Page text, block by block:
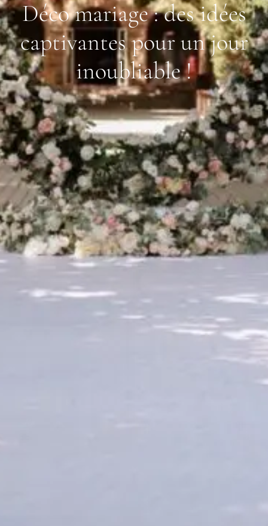
Déco mariage : des idées
captivantes pour un jour
inoubliable !